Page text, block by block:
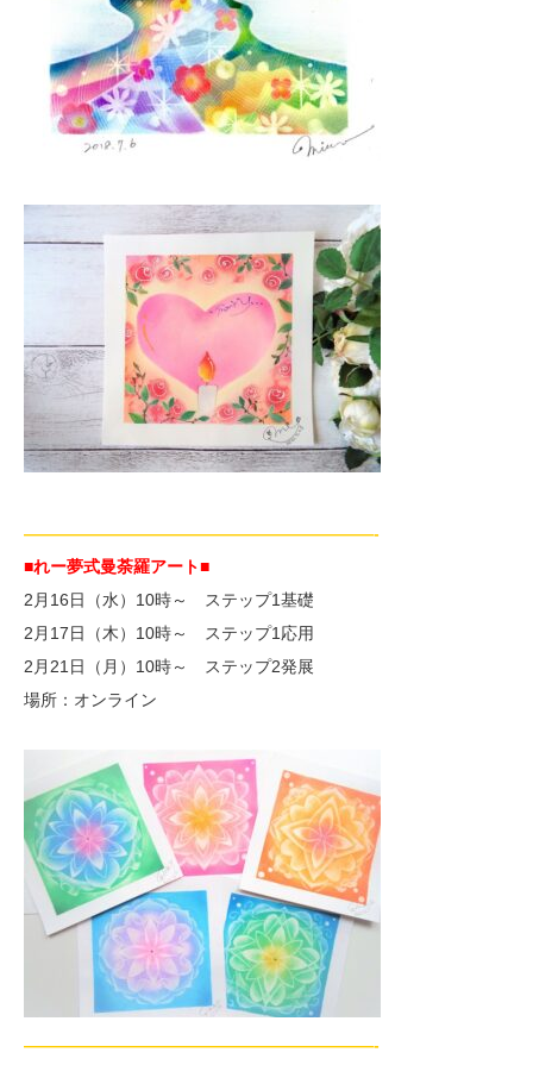
—————————————————————-
■れー夢式曼荼羅アート■
2月16日（水）10時～ ステップ1基礎
2月17日（木）10時～ ステップ1応用
2月21日（月）10時～ ステップ2発展
場所：オンライン
—————————————————————-